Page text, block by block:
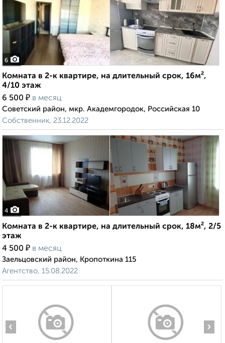
6
Комната в 2-к квартире, на длительный срок, 16м²,
4/10 этаж
6 500 ₽ в месяц
Советский район, мкр. Академгородок, Российская 10
Собственник, 23.12.2022
4
Комната в 2-к квартире, на длительный срок, 18м², 2/5
этаж
4 500 ₽ в месяц
Заельцовский район, Кропоткина 115
Агентство, 15.08.2022
‹ ›